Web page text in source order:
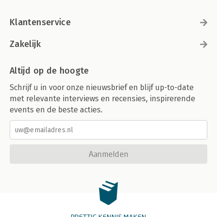
Klantenservice
Zakelijk
Altijd op de hoogte
Schrijf u in voor onze nieuwsbrief en blijf up-to-date
met relevante interviews en recensies, inspirerende
events en de beste acties.
Aanmelden